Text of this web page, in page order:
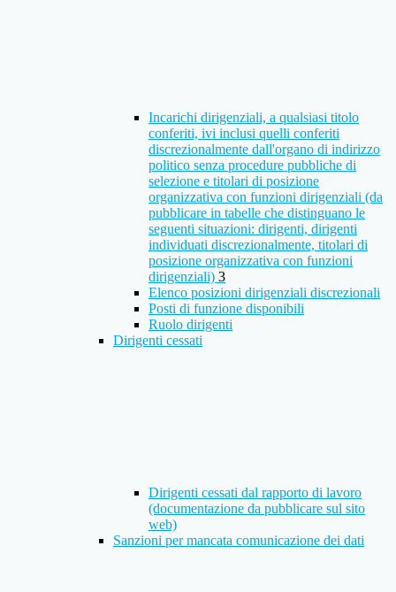
Incarichi dirigenziali, a qualsiasi titolo
conferiti, ivi inclusi quelli conferiti
discrezionalmente dall'organo di indirizzo
politico senza procedure pubbliche di
selezione e titolari di posizione
organizzativa con funzioni dirigenziali (da
pubblicare in tabelle che distinguano le
seguenti situazioni: dirigenti, dirigenti
individuati discrezionalmente, titolari di
posizione organizzativa con funzioni
dirigenziali) 3
Elenco posizioni dirigenziali discrezionali
Posti di funzione disponibili
Ruolo dirigenti
Dirigenti cessati
Dirigenti cessati dal rapporto di lavoro
(documentazione da pubblicare sul sito
web)
Sanzioni per mancata comunicazione dei dati